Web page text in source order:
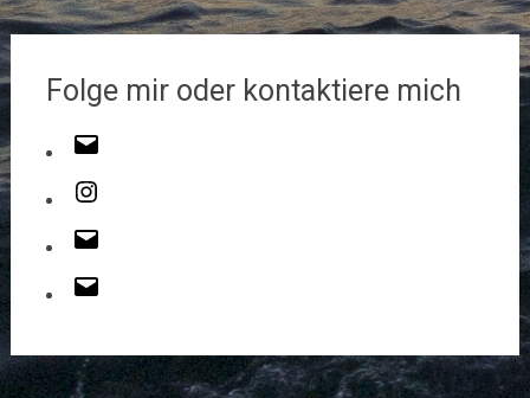
Folge mir oder kontaktiere mich